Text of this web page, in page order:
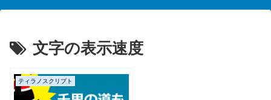
文字の表示速度
ティラノスクリプト